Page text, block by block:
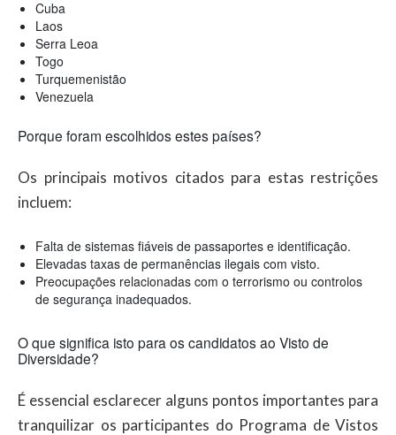
Cuba
Laos
Serra Leoa
Togo
Turquemenistão
Venezuela
Porque foram escolhidos estes países?
Os principais motivos citados para estas restrições
incluem:
Falta de sistemas fiáveis de passaportes e identificação.
Elevadas taxas de permanências ilegais com visto.
Preocupações relacionadas com o terrorismo ou controlos
de segurança inadequados.
O que significa isto para os candidatos ao Visto de
Diversidade?
É essencial esclarecer alguns pontos importantes para
tranquilizar os participantes do Programa de Vistos